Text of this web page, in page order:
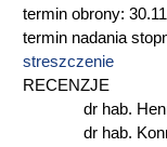
termin obrony:
termin nadania
streszczenie
RECENZJE
dr hab. Henryk
dr hab. Konrad